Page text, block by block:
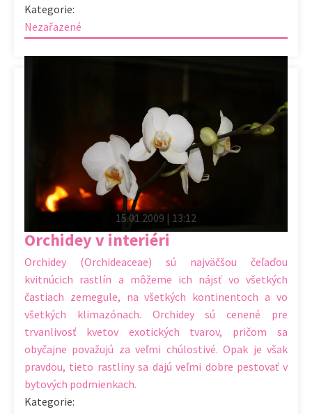
Kategorie:
Nezařazené
15.01.2009 | 13:12
Orchidey v interiéri
Orchidey (Orchideaceae) sú najväčšou čeľaďou
kvitnúcich rastlín a môžeme ich nájsť vo všetkých
častiach zemegule, na všetkých kontinentoch a vo
všetkých klimazónach. Orchidey sú cenené pre
trvanlivosť kvetov exotických tvarov, pričom sa
obyčajne považujú za veľmi chúlostivé. Opak je však
pravdou, tieto rastliny sa dajú veľmi dobre pestovať v
bytových podmienkach.
Kategorie: